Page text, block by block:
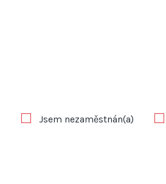
Jsem nezaměstnán(a)